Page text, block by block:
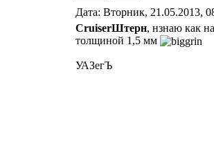
Дата: Вторник, 21.05.2013,
СruiserШтерн, нзнаю как
толщиной 1,5 мм
УАЗегЪ